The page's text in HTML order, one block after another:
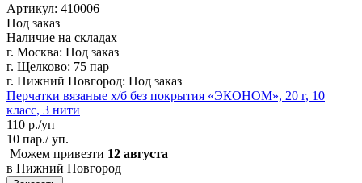
Артикул: 410006
Под заказ
Наличие на складах
г. Москва: Под заказ
г. Щелково: 75 пар
г. Нижний Новгород: Под заказ
Перчатки вязаные х/б без покрытия «ЭКОНОМ», 20 г, 10
класс, 3 нити
110 р./уп
10 пар./ уп.
Можем привезти 12 августа
в Нижний Новгород